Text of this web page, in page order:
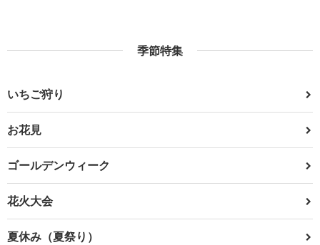
季節特集
いちご狩り
お花見
ゴールデンウィーク
花火大会
夏休み（夏祭り）